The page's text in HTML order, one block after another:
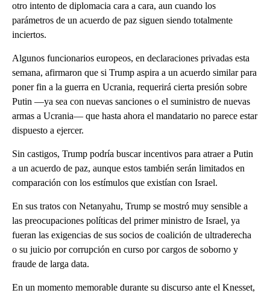
otro intento de diplomacia cara a cara, aun cuando los
parámetros de un acuerdo de paz siguen siendo totalmente
inciertos.
Algunos funcionarios europeos, en declaraciones privadas esta
semana, afirmaron que si Trump aspira a un acuerdo similar para
poner fin a la guerra en Ucrania, requerirá cierta presión sobre
Putin —ya sea con nuevas sanciones o el suministro de nuevas
armas a Ucrania— que hasta ahora el mandatario no parece estar
dispuesto a ejercer.
Sin castigos, Trump podría buscar incentivos para atraer a Putin
a un acuerdo de paz, aunque estos también serán limitados en
comparación con los estímulos que existían con Israel.
En sus tratos con Netanyahu, Trump se mostró muy sensible a
las preocupaciones políticas del primer ministro de Israel, ya
fueran las exigencias de sus socios de coalición de ultraderecha
o su juicio por corrupción en curso por cargos de soborno y
fraude de larga data.
En un momento memorable durante su discurso ante el Knesset,